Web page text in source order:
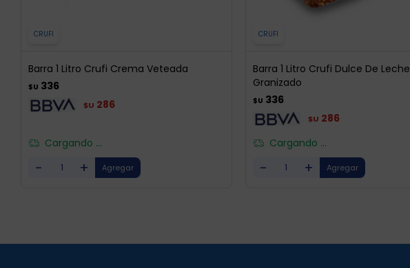
CRUFI
Barra 1 Litro Crufi Crema Veteada
$U 336
$U 286
Cargando ...
- +
CRUFI
Barra 1 Litro Crufi Dulce De Leche
Granizado
$U 336
$U 286
Cargando ...
- +